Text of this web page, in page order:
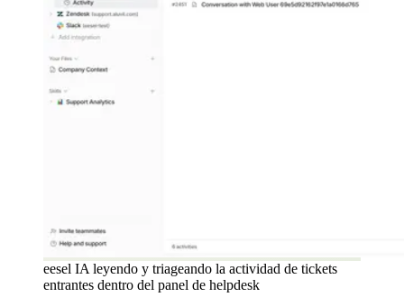
eesel IA leyendo y triageando la actividad de tickets
entrantes dentro del panel de helpdesk